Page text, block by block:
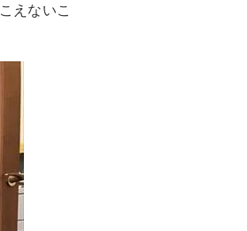
えないこ